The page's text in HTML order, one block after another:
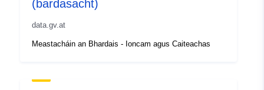
(bardasacht)
data.gv.at
Meastacháin an Bhardais - Ioncam agus Caiteachas